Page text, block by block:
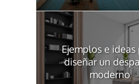
Ejemplos e ideas
diseñar un
moderno